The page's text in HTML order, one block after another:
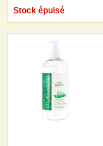
Stock épuisé